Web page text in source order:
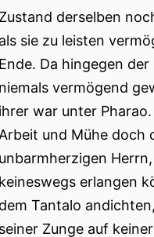
Zustand derselben
als sie zu leisten
Ende. Da hingegen
niemals vermögend
ihrer war unter
Arbeit und Mühe doch
unbarmherzigen
keineswegs erlangen
dem Tantalo
seiner Zunge auf